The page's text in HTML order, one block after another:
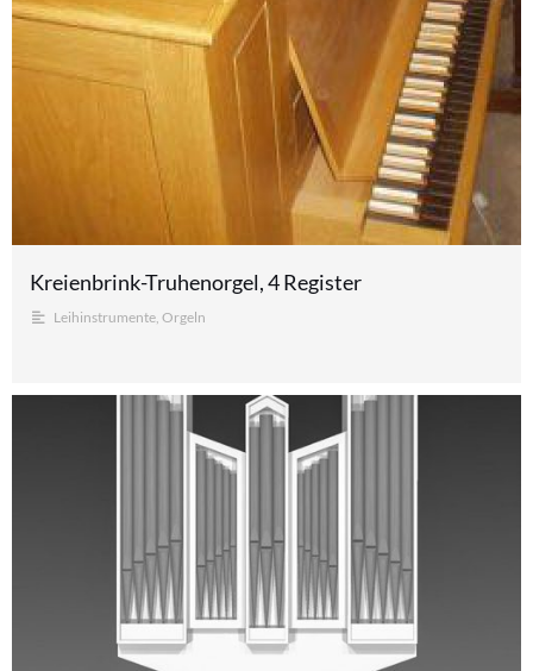
Kreienbrink-Truhenorgel, 4 Register
Leihinstrumente, Orgeln